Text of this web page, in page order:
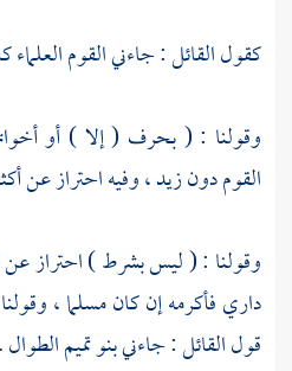
كقول القائل : جاءني القوم العلماء
وقولنا : ( بحرف ( إلا ) أو
القوم دون زيد ، وفيه احتراز عن
وقولنا : ( ليس بشرط ) احتراز
داري فأكرمه إن كان مسلما ،
قول القائل : جاءني بنو تميم الطوال .